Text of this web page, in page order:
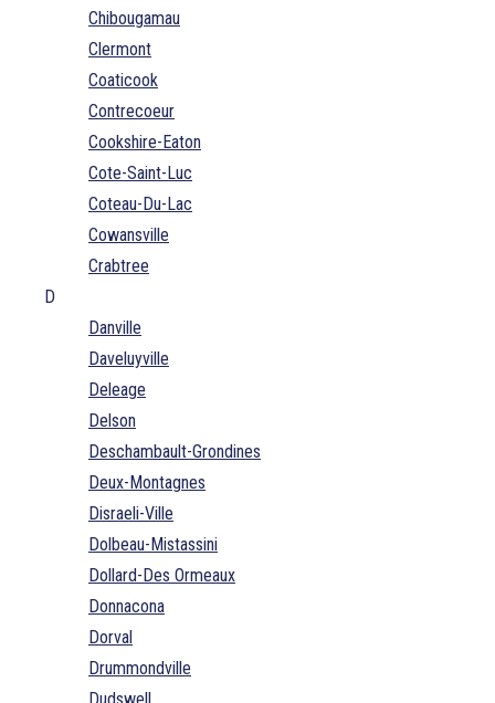
Chibougamau
Clermont
Coaticook
Contrecoeur
Cookshire-Eaton
Cote-Saint-Luc
Coteau-Du-Lac
Cowansville
Crabtree
D
Danville
Daveluyville
Deleage
Delson
Deschambault-Grondines
Deux-Montagnes
Disraeli-Ville
Dolbeau-Mistassini
Dollard-Des Ormeaux
Donnacona
Dorval
Drummondville